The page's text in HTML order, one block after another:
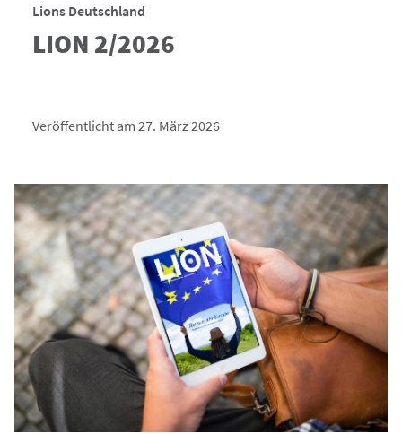
Lions Deutschland
LION 2/2026
Veröffentlicht am 27. März 2026